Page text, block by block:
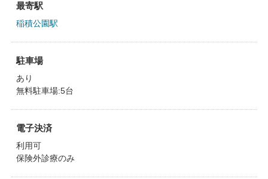
最寄駅
稲積公園駅
駐車場
あり
無料駐車場:5台
電子決済
利用可
保険外診療のみ